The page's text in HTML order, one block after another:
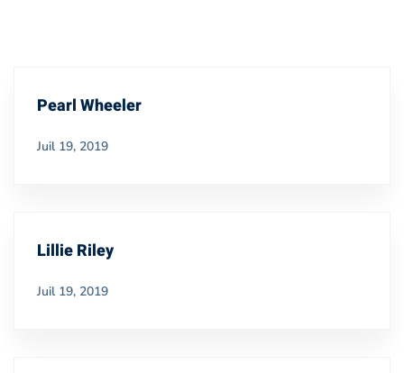
Pearl Wheeler
Juil 19, 2019
Lillie Riley
Juil 19, 2019